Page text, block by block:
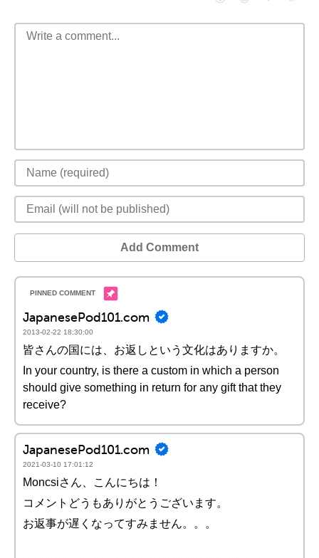
Add Comment
JapanesePod101.com
2013-02-22 18:30:00
皆さんの国には、お返しという文化はありますか。
In your country, is there a custom in which a person
should give something in return for any gift that they
receive?
JapanesePod101.com
2021-03-10 17:01:12
Moncsiさん、こんにちは！
コメントどうもありがとうございます。
お返事が遅くなってすみません。。。